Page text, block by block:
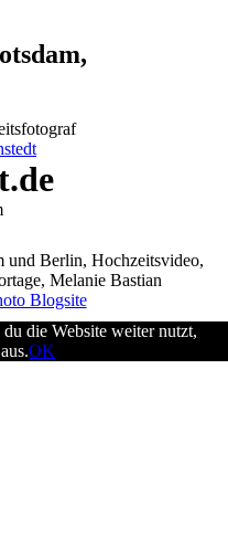
und Berlin, Hochzeitsvideo,
Melanie Bastian
Blogsite
die Website weiter nutzt,
OK